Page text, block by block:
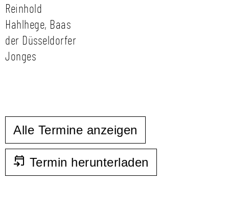
Reinhold
Hahlhege, Baas
der Düsseldorfer
Jonges
Alle Termine anzeigen
Termin herunterladen